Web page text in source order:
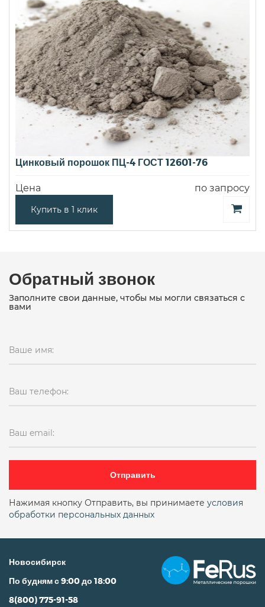
Цинковый порошок ПЦ-4 ГОСТ 12601-76
Цена по запросу
Купить в 1 клик
Обратный звонок
Заполните свои данные, чтобы мы могли связаться с
вами
Ваше имя:
Ваш телефон:
Ваш email:
Отправить
Нажимая кнопку Отправить, вы принимаете условия
обработки персональных данных
Новосибирск
По будням с 9:00 до 18:00
8(800) 775-91-58